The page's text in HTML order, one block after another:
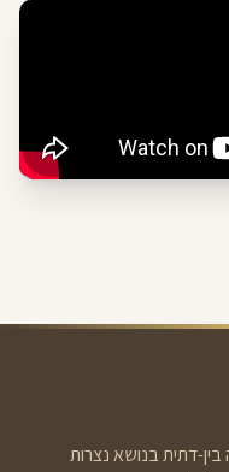
דתית בנושא נצרות